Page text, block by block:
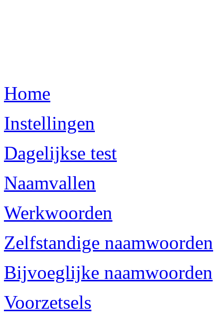
Home
Instellingen
Dagelijkse test
Naamvallen
Werkwoorden
Zelfstandige naamwoorden
Bijvoeglijke naamwoorden
Voorzetsels